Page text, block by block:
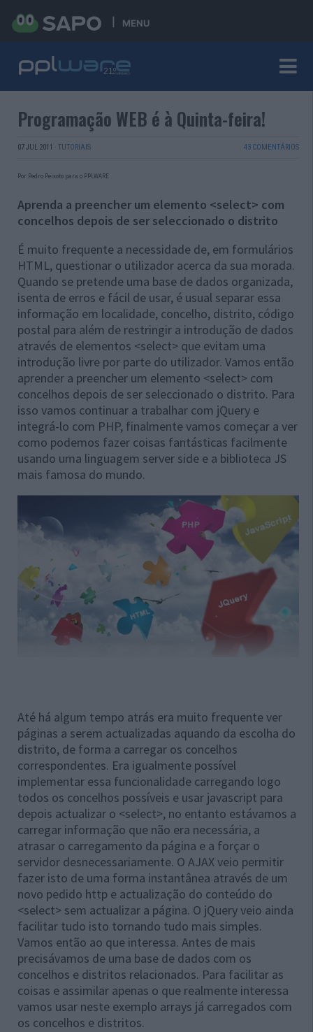
MENU
Programação WEB é à Quinta-feira!
07 JUL 2011 · TUTORIAIS 43 COMENTÁRIOS
Por Pedro Peixoto para o PPLWARE
Aprenda a preencher um elemento <select> com
concelhos depois de ser seleccionado o distrito
É muito frequente a necessidade de, em formulários
HTML, questionar o utilizador acerca da sua morada.
Quando se pretende uma base de dados organizada,
isenta de erros e fácil de usar, é usual separar essa
informação em localidade, concelho, distrito, código
postal para além de restringir a introdução de dados
através de elementos <select> que evitam uma
introdução livre por parte do utilizador. Vamos então
aprender a preencher um elemento <select> com
concelhos depois de ser seleccionado o distrito. Para
isso vamos continuar a trabalhar com jQuery e
integrá-lo com PHP, finalmente vamos começar a ver
como podemos fazer coisas fantásticas facilmente
usando uma linguagem server side e a biblioteca JS
mais famosa do mundo.
Até há algum tempo atrás era muito frequente ver
páginas a serem actualizadas aquando da escolha do
distrito, de forma a carregar os concelhos
correspondentes. Era igualmente possível
implementar essa funcionalidade carregando logo
todos os concelhos possíveis e usar javascript para
depois actualizar o <select>, no entanto estávamos a
carregar informação que não era necessária, a
atrasar o carregamento da página e a forçar o
servidor desnecessariamente. O AJAX veio permitir
fazer isto de uma forma instantânea através de um
novo pedido http e actualização do conteúdo do
<select> sem actualizar a página. O jQuery veio ainda
facilitar tudo isto tornando tudo mais simples.
Vamos então ao que interessa. Antes de mais
precisávamos de uma base de dados com os
concelhos e distritos relacionados. Para facilitar as
coisas e assimilar apenas o que realmente interessa
vamos usar neste exemplo arrays já carregados com
os concelhos e distritos.